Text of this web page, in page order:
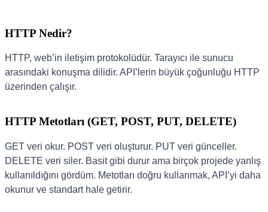
HTTP Nedir?
HTTP, web’in iletişim protokolüdür. Tarayıcı ile sunucu
arasındaki konuşma dilidir. API’lerin büyük çoğunluğu HTTP
üzerinden çalışır.
HTTP Metotları (GET, POST, PUT, DELETE)
GET veri okur. POST veri oluşturur. PUT veri günceller.
DELETE veri siler. Basit gibi durur ama birçok projede yanlış
kullanıldığını gördüm. Metotları doğru kullanmak, API’yi daha
okunur ve standart hale getirir.